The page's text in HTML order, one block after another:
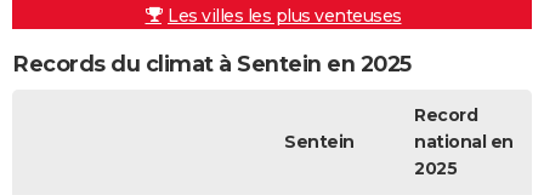
Les villes les plus venteuses
Records du climat à Sentein en 2025
Sentein
Record
national en
2025